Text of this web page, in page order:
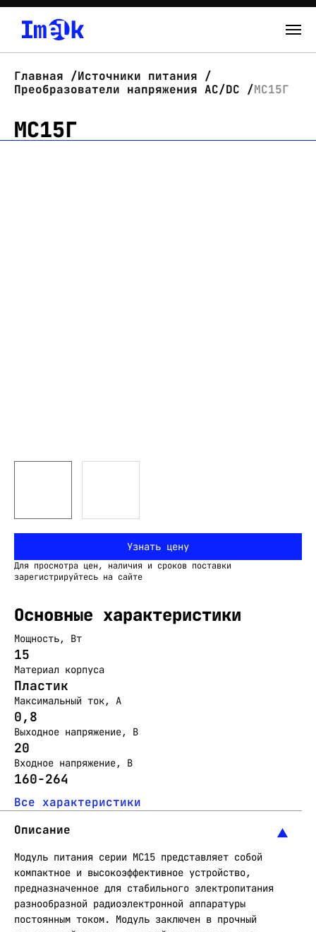
О нас
Новости
Главная
Источники питания
Преобразователи напряжения AC/DC
МС15Г
МС15Г
Узнать цену
Для просмотра цен, наличия и сроков поставки
зарегистрируйтесь на сайте
Основные характеристики
Мощность, Вт
15
Материал корпуса
Пластик
Максимальный ток, А
0,8
Выходное напряжение, В
20
Входное напряжение, В
160-264
Все характеристики
Описание
Модуль питания серии МС15 представляет собой
компактное и высокоэффективное устройство,
предназначенное для стабильного электропитания
разнообразной радиоэлектронной аппаратуры
постоянным током. Модуль заключен в прочный